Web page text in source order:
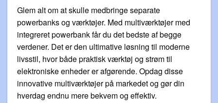
Glem alt om at skulle medbringe separate
powerbanks og værktøjer. Med multiværktøjer med
integreret powerbank får du det bedste af begge
verdener. Det er den ultimative løsning til moderne
livsstil, hvor både praktisk værktøj og strøm til
elektroniske enheder er afgørende. Opdag disse
innovative multiværktøjer på markedet og gør din
hverdag endnu mere bekvem og effektiv.